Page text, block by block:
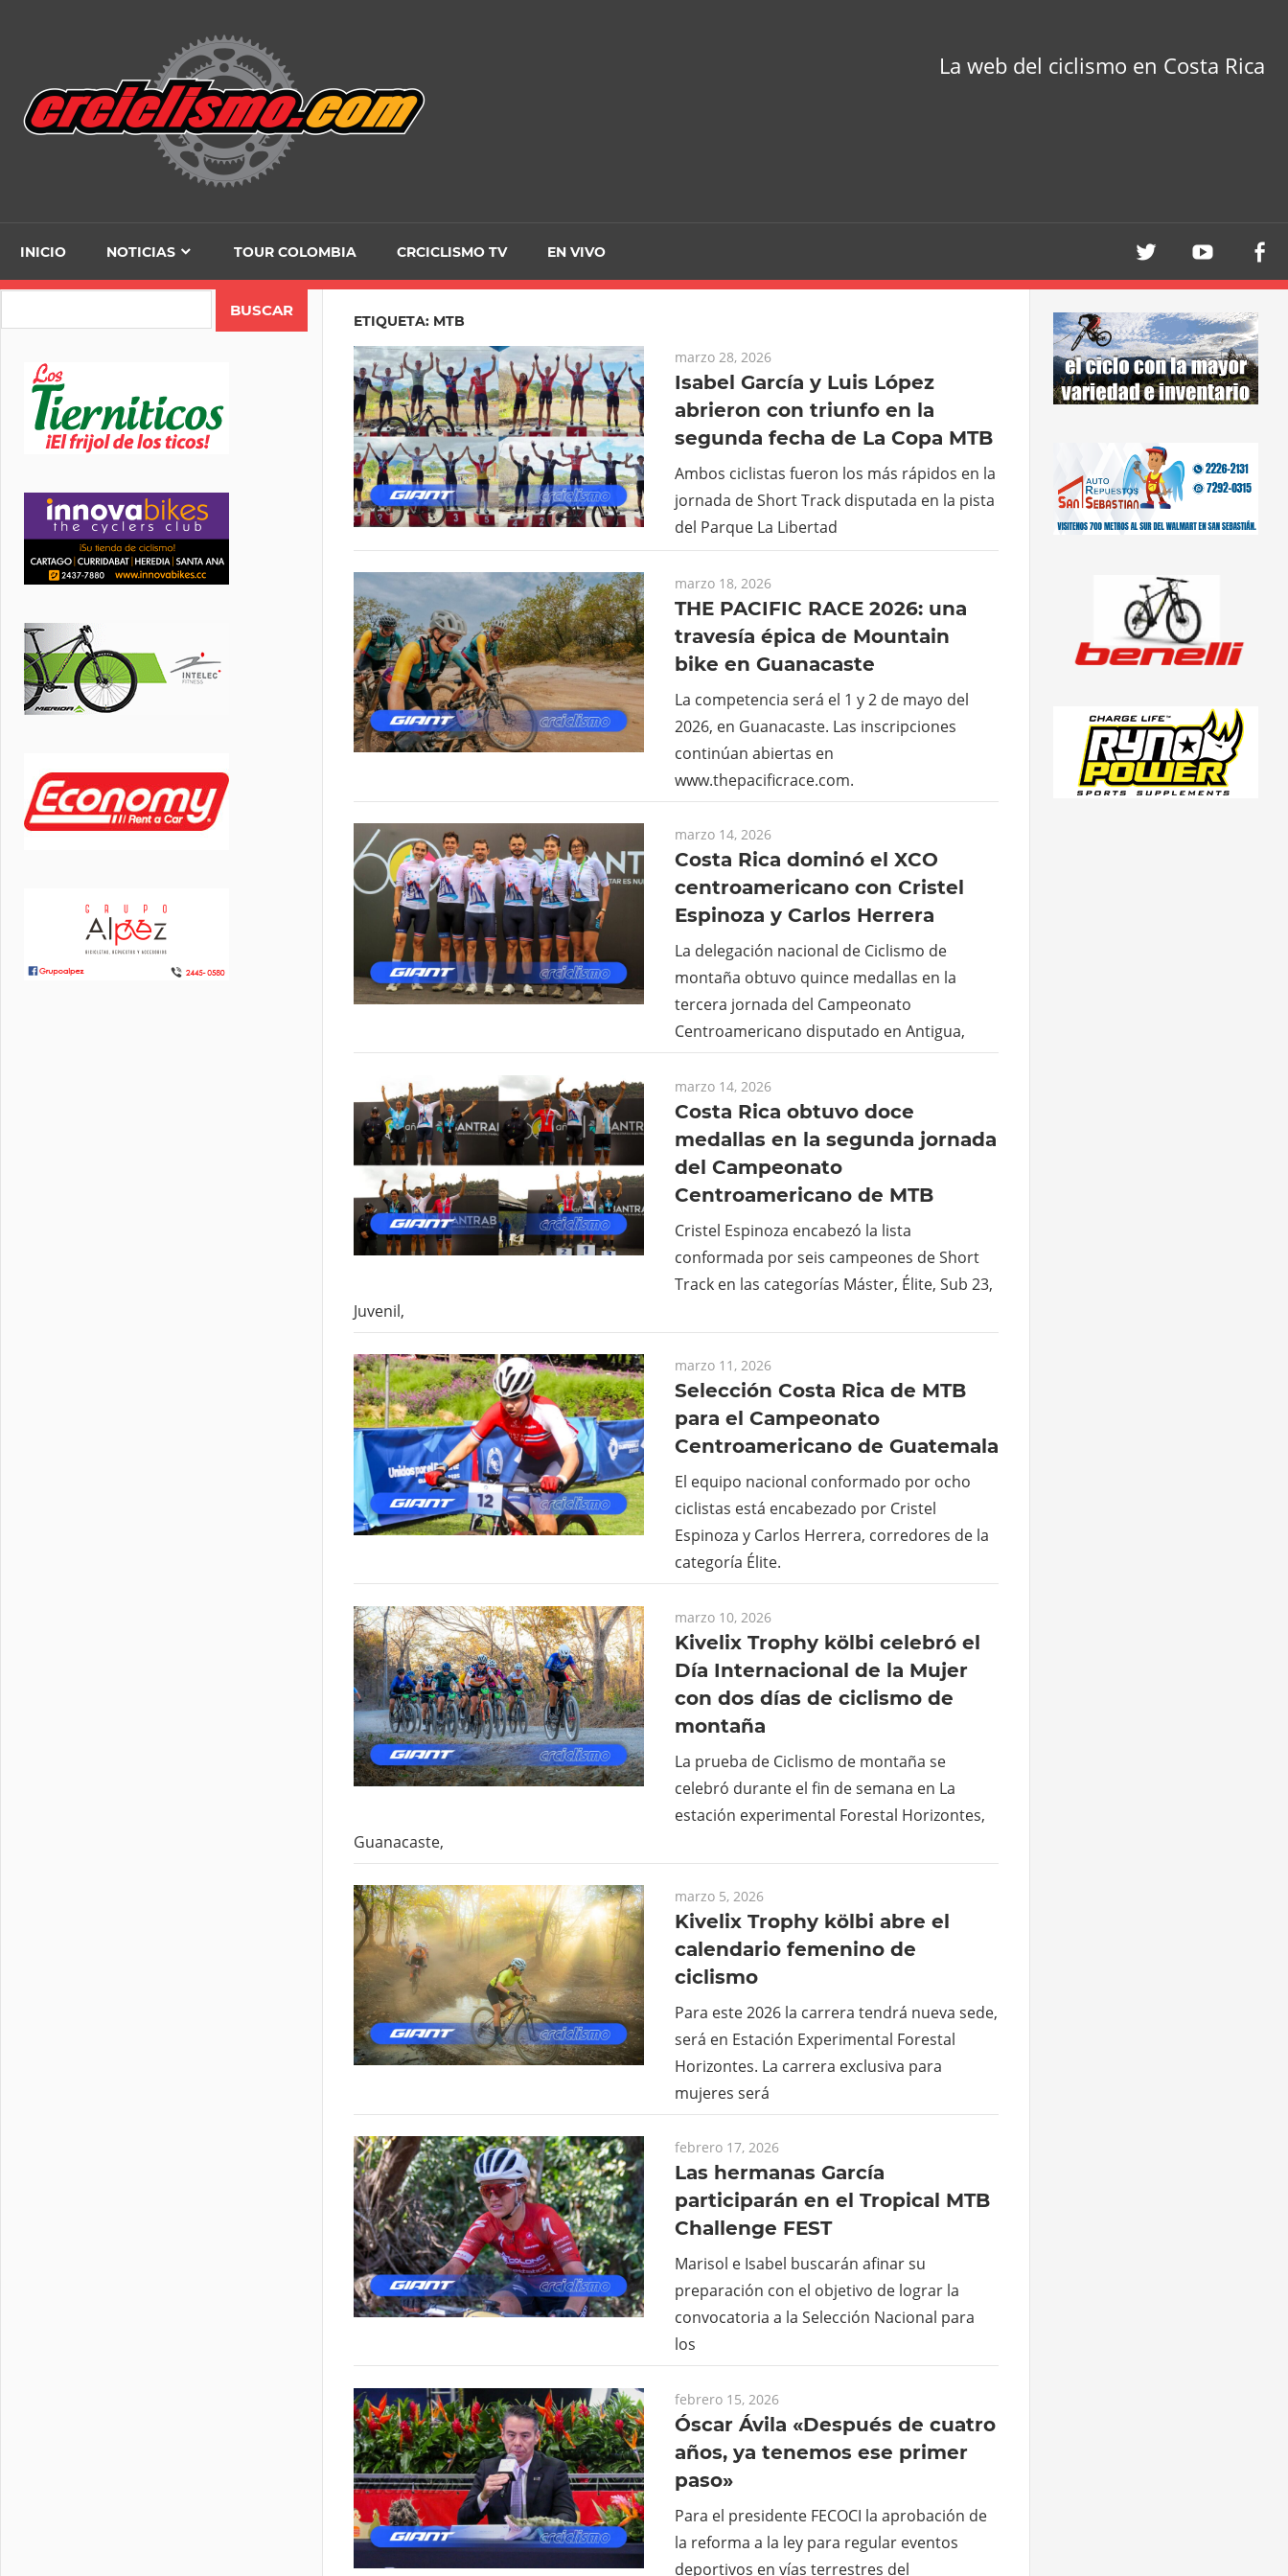
La web del ciclismo en Costa Rica
INICIO NOTICIAS TOUR COLOMBIA CRCICLISMO TV EN VIVO
ETIQUETA: MTB
marzo 28, 2026
Isabel García y Luis López
abrieron con triunfo en la
segunda fecha de La Copa MTB
Ambos ciclistas fueron los más rápidos en la
jornada de Short Track disputada en la pista
del Parque La Libertad
marzo 18, 2026
THE PACIFIC RACE 2026: una
travesía épica de Mountain
bike en Guanacaste
La competencia será el 1 y 2 de mayo del
2026, en Guanacaste. Las inscripciones
continúan abiertas en
www.thepacificrace.com.
marzo 14, 2026
Costa Rica dominó el XCO
centroamericano con Cristel
Espinoza y Carlos Herrera
La delegación nacional de Ciclismo de
montaña obtuvo quince medallas en la
tercera jornada del Campeonato
Centroamericano disputado en Antigua,
marzo 14, 2026
Costa Rica obtuvo doce
medallas en la segunda jornada
del Campeonato
Centroamericano de MTB
Cristel Espinoza encabezó la lista
conformada por seis campeones de Short
Track en las categorías Máster, Élite, Sub 23,
Juvenil,
marzo 11, 2026
Selección Costa Rica de MTB
para el Campeonato
Centroamericano de Guatemala
El equipo nacional conformado por ocho
ciclistas está encabezado por Cristel
Espinoza y Carlos Herrera, corredores de la
categoría Élite.
marzo 10, 2026
Kivelix Trophy kölbi celebró el
Día Internacional de la Mujer
con dos días de ciclismo de
montaña
La prueba de Ciclismo de montaña se
celebró durante el fin de semana en La
estación experimental Forestal Horizontes,
Guanacaste,
marzo 5, 2026
Kivelix Trophy kölbi abre el
calendario femenino de
ciclismo
Para este 2026 la carrera tendrá nueva sede,
será en Estación Experimental Forestal
Horizontes. La carrera exclusiva para
mujeres será
febrero 17, 2026
Las hermanas García
participarán en el Tropical MTB
Challenge FEST
Marisol e Isabel buscarán afinar su
preparación con el objetivo de lograr la
convocatoria a la Selección Nacional para
los
febrero 15, 2026
Óscar Ávila «Después de cuatro
años, ya tenemos ese primer
paso»
Para el presidente FECOCI la aprobación de
la reforma a la ley para regular eventos
deportivos en vías terrestres del